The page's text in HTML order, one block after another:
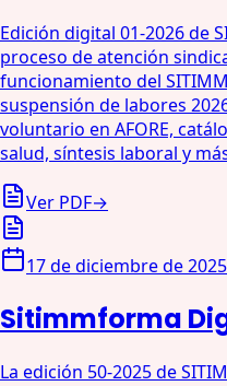
Edición digital 01-2026 de
proceso de atención
funcionamiento del
suspensión de labores
voluntario en AFORE,
salud, síntesis laboral y
Ver PDF→
17 de diciembre de 2025
Sitimmforma
La edición 50-2025 de